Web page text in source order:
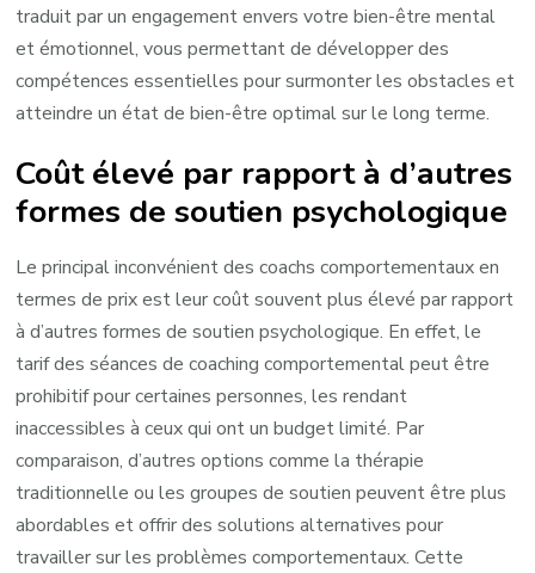
traduit par un engagement envers votre bien-être mental
et émotionnel, vous permettant de développer des
compétences essentielles pour surmonter les obstacles et
atteindre un état de bien-être optimal sur le long terme.
Coût élevé par rapport à d’autres
formes de soutien psychologique
Le principal inconvénient des coachs comportementaux en
termes de prix est leur coût souvent plus élevé par rapport
à d’autres formes de soutien psychologique. En effet, le
tarif des séances de coaching comportemental peut être
prohibitif pour certaines personnes, les rendant
inaccessibles à ceux qui ont un budget limité. Par
comparaison, d’autres options comme la thérapie
traditionnelle ou les groupes de soutien peuvent être plus
abordables et offrir des solutions alternatives pour
travailler sur les problèmes comportementaux. Cette